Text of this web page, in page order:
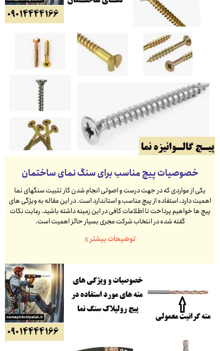
خصوصیات پیچ مناسب برای سنگ نمای ساختمان
یکی از مواردی که در جهت درست و اصولی انجام شدن کار تثبیت سنگهای نما
اهمیت دارد، استفاده از پیچ مناسب و استاندارد است. در این مقاله به ویژگی های
پیچ ها خواهیم پرداخت تا اطلاعات کافی در این زمینه داشته باشید. رعایت نکات
گفته شده در انتخاب شرکت مجری بسیار حائز اهمیت است.
توضیحات بیشتر »